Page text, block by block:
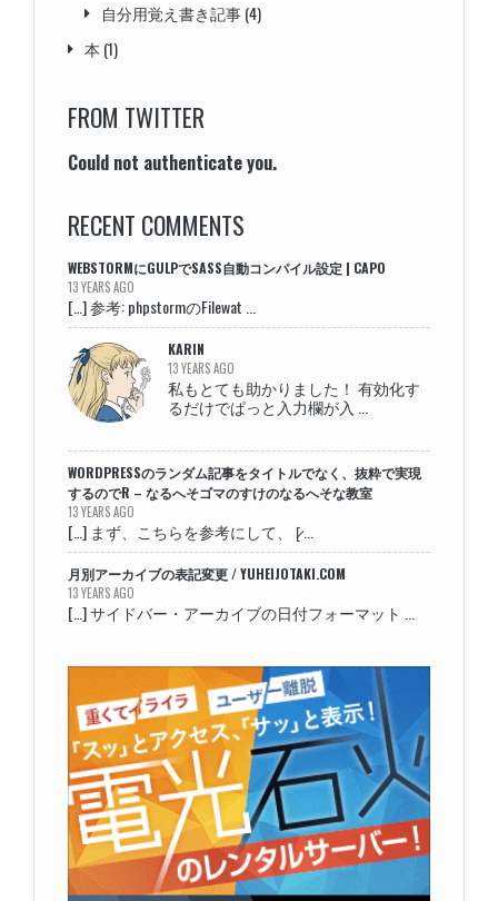
自分用覚え書き記事(4)
本 (1)
FROM TWITTER
Could not authenticate you.
RECENT COMMENTS
WEBSTORMにGULPでSASS自動コンパイル設定 | CAPO
13 YEARS AGO
[…] 参考: phpstormのFilewat ...
KARIN
13 YEARS AGO
私もとても助かりました！ 有効化す
るだけでぱっと入力欄が入 ...
WORDPRESSのランダム記事をタイトルでなく、抜粋で実現
するのでR – なるへそゴマのすけのなるへそな教室
13 YEARS AGO
[…] まず、こちらを参考にして、 [̷ ...
月別アーカイブの表記変更 / YUHEIJOTAKI.COM
13 YEARS AGO
[…] サイドバー・アーカイブの日付フォーマット ...